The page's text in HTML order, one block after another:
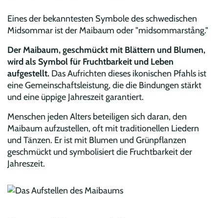
Eines der bekanntesten Symbole des schwedischen
Midsommar ist der Maibaum oder "midsommarstång."
Der Maibaum, geschmückt mit Blättern und Blumen,
wird als Symbol für Fruchtbarkeit und Leben
aufgestellt. Das Aufrichten dieses ikonischen Pfahls ist
eine Gemeinschaftsleistung, die die Bindungen stärkt
und eine üppige Jahreszeit garantiert.
Menschen jeden Alters beteiligen sich daran, den
Maibaum aufzustellen, oft mit traditionellen Liedern
und Tänzen. Er ist mit Blumen und Grünpflanzen
geschmückt und symbolisiert die Fruchtbarkeit der
Jahreszeit.